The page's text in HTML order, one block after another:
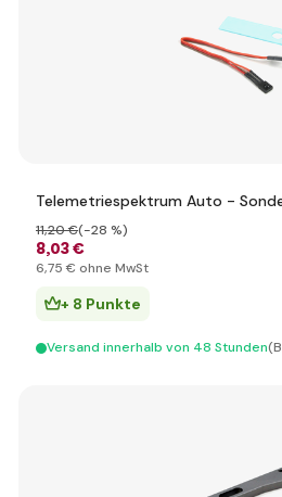
Telemetriespektrum Auto -
8,03 €
11,20 €(-28 %)
6,75 € ohne MwSt
+ 8 Punkte
Versand innerhalb von 48 Stunden